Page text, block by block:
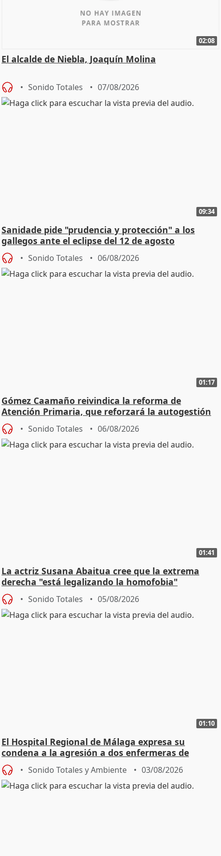
02:08
El alcalde de Niebla, Joaquín Molina
Sonido Totales 07/08/2026
09:34
Sanidade pide "prudencia y protección" a los
gallegos ante el eclipse del 12 de agosto
Sonido Totales 06/08/2026
01:17
Gómez Caamaño reivindica la reforma de
Atención Primaria, que reforzará la autogestión
Sonido Totales 06/08/2026
01:41
La actriz Susana Abaitua cree que la extrema
derecha "está legalizando la homofobia"
Sonido Totales 05/08/2026
01:10
El Hospital Regional de Málaga expresa su
condena a la agresión a dos enfermeras de
Urgencias
Sonido Totales y Ambiente 03/08/2026